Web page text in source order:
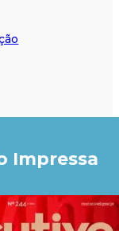
Impressa